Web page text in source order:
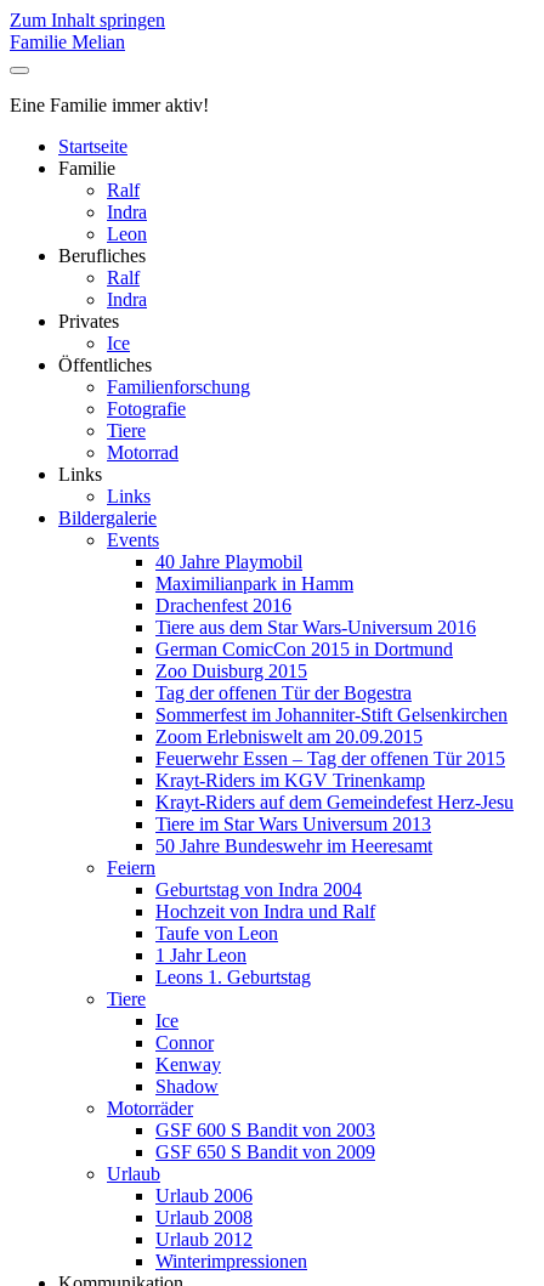
Zum Inhalt springen
Familie Melian
Eine Familie immer aktiv!
Startseite
Familie
Ralf
Indra
Leon
Berufliches
Ralf
Indra
Privates
Ice
Öffentliches
Familienforschung
Fotografie
Tiere
Motorrad
Links
Links
Bildergalerie
Events
40 Jahre Playmobil
Maximilianpark in Hamm
Drachenfest 2016
Tiere aus dem Star Wars-Universum 2016
German ComicCon 2015 in Dortmund
Zoo Duisburg 2015
Tag der offenen Tür der Bogestra
Sommerfest im Johanniter-Stift Gelsenkirchen
Zoom Erlebniswelt am 20.09.2015
Feuerwehr Essen – Tag der offenen Tür 2015
Krayt-Riders im KGV Trinenkamp
Krayt-Riders auf dem Gemeindefest Herz-Jesu
Tiere im Star Wars Universum 2013
50 Jahre Bundeswehr im Heeresamt
Feiern
Geburtstag von Indra 2004
Hochzeit von Indra und Ralf
Taufe von Leon
1 Jahr Leon
Leons 1. Geburtstag
Tiere
Ice
Connor
Kenway
Shadow
Motorräder
GSF 600 S Bandit von 2003
GSF 650 S Bandit von 2009
Urlaub
Urlaub 2006
Urlaub 2008
Urlaub 2012
Winterimpressionen